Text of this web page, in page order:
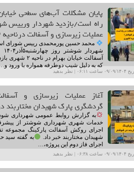
آغاز عملیات زیرسازی و
گردشگری پارک شهیدان مختاربند
به گزارش روابط عمومی شهرداری
خدمات شهری شهرداری شوشتر از
اجرای روکش آسفالت پارکینگ مجموعه
شهیدان مختاربند خبر داد.
به گفته سید
اجرای فاز دوم این پروژه،…
| نظر بدهید
پایان مشکلات آب‌های سطحی
راه است/بازدید شهردار ورییس
عملیات زیرسازی و آسفالت درناحیه ۲شهری
محمد حسین پورمحمدی رییس شورای
آسفالت خیابان بهرام در ناحیه ۲ شهری بازدید کردند.
که به دلیل شیب دوطرفه همواره با ورود
| نظر بدهید